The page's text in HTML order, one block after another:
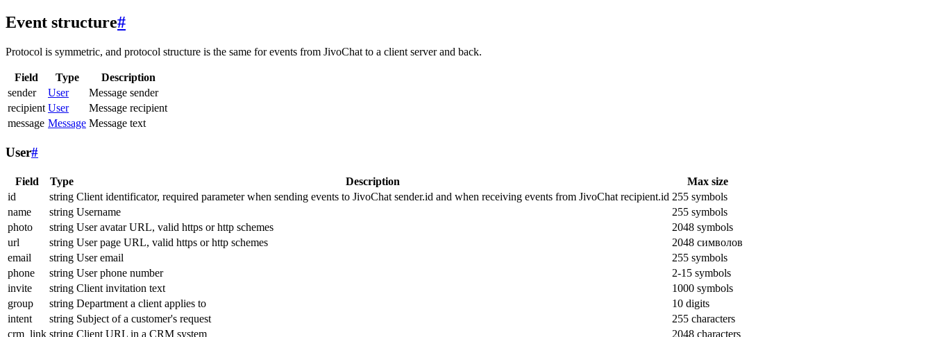
Event structure#
Protocol is symmetric, and protocol structure is the same for events from JivoChat to a client server and back.
Field Type
Description
sender
User
Message sender
recipient User
Message recipient
message Message Message text
User#
Field Type Description
Max size
id
string Client identificator, required parameter when sending events to JivoChat sender.id and when receiving events from JivoChat recipient.id 255 symbols
name
string Username
255 symbols
photo
string User avatar URL, valid https or http schemes
2048 symbols
url
string User page URL, valid https or http schemes
2048 символов
email
string User email
255 symbols
phone
string User phone number
2-15 symbols
invite
string Client invitation text
1000 symbols
group
string Department a client applies to
10 digits
intent
string Subject of a customer's request
255 characters
crm_link string Client URL in a CRM system 2048 characters